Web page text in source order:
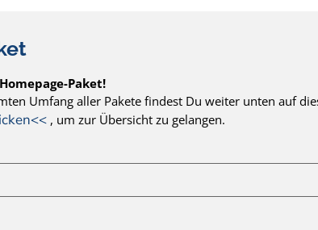
Paket!
Umfang aller Pakete findest Du weiter unten auf
, um zur Übersicht zu gelangen.